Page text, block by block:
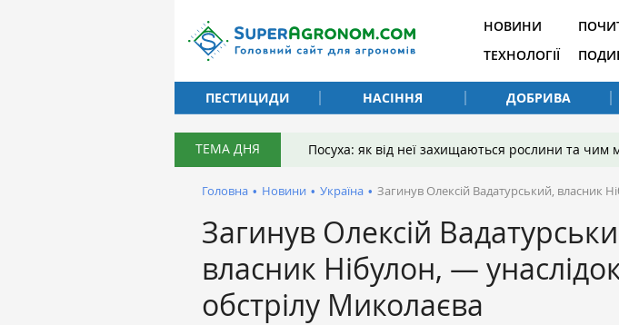
НОВИНИ
ТЕХНОЛОГІЇ
ПЕСТИЦИДИ
НАСІННЯ ДОБРИВА
ТЕМА ДНЯ Посуха: як від неї захищаються рослини та чим
Головна • Новини • Україна • Загинув Олексій Вадатурський, власник
Загинув Олексій
власник Нібулон, —
обстрілу Миколаєва